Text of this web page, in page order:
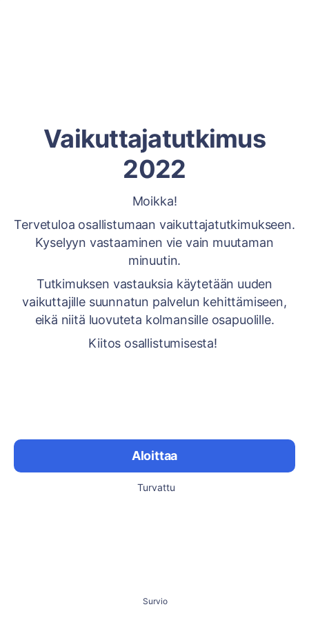
Vaikuttajatutkimus
2022
Moikka!
Tervetuloa osallistumaan vaikuttajatutkimukseen.
Kyselyyn vastaaminen vie vain muutaman
minuutin.
Tutkimuksen vastauksia käytetään uuden
vaikuttajille suunnatun palvelun kehittämiseen,
eikä niitä luovuteta kolmansille osapuolille.
Kiitos osallistumisesta!
Aloittaa
Turvattu
Survio